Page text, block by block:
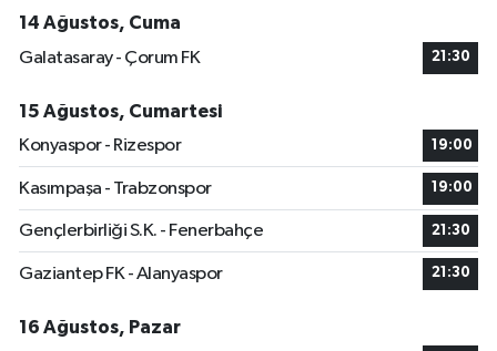
14 Ağustos, Cuma
Galatasaray - Çorum FK
21:30
15 Ağustos, Cumartesi
Konyaspor - Rizespor
19:00
Kasımpaşa - Trabzonspor 19:00
Gençlerbirliği S.K. - Fenerbahçe 21:30
Gaziantep FK - Alanyaspor 21:30
16 Ağustos, Pazar